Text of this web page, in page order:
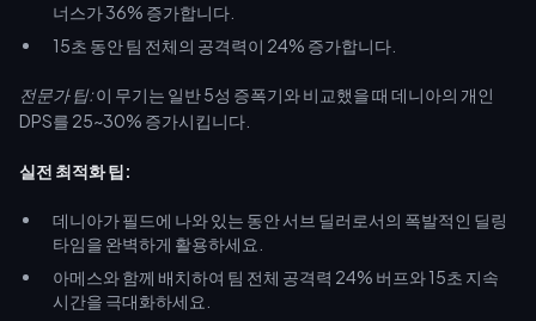
너스가 36% 증가합니다.
15초 동안 팀 전체의 공격력이 24% 증가합니다.
전문가 팁:이 무기는 일반 5성 증폭기와 비교했을 때 데니아의 개인
DPS를 25~30% 증가시킵니다.
실전 최적화 팁:
데니아가 필드에 나와 있는 동안 서브 딜러로서의 폭발적인 딜링
타임을 완벽하게 활용하세요.
아메스와 함께 배치하여 팀 전체 공격력 24% 버프와 15초 지속
시간을 극대화하세요.